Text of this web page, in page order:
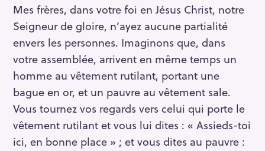
Mes frères, dans votre foi en Jésus Christ, notre
Seigneur de gloire, n’ayez aucune partialité
envers les personnes. Imaginons que, dans
votre assemblée, arrivent en même temps un
homme au vêtement rutilant, portant une
bague en or, et un pauvre au vêtement sale.
Vous tournez vos regards vers celui qui porte le
vêtement rutilant et vous lui dites : « Assieds-toi
ici, en bonne place » ; et vous dites au pauvre :